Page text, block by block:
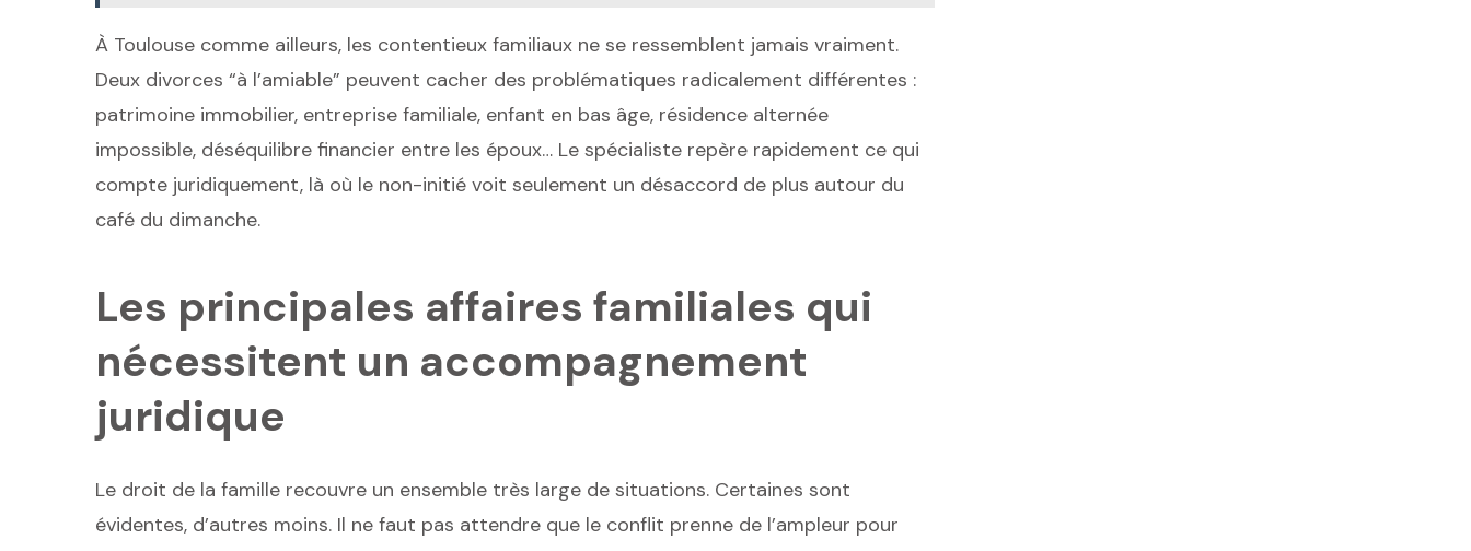
À Toulouse comme ailleurs, les contentieux familiaux ne se ressemblent jamais vraiment.
Deux divorces “à l’amiable” peuvent cacher des problématiques radicalement différentes :
patrimoine immobilier, entreprise familiale, enfant en bas âge, résidence alternée
impossible, déséquilibre financier entre les époux… Le spécialiste repère rapidement ce qui
compte juridiquement, là où le non-initié voit seulement un désaccord de plus autour du
café du dimanche.
Les principales affaires familiales qui
nécessitent un accompagnement
juridique
Le droit de la famille recouvre un ensemble très large de situations. Certaines sont
évidentes, d’autres moins. Il ne faut pas attendre que le conflit prenne de l’ampleur pour